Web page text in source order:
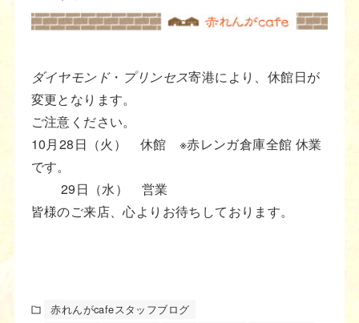
ダイヤモンド・ プリンセス寄港により、休館日が
変更となります。
ご注意ください。
10月28日（火） 休館 ※赤レンガ倉庫全館 休業
です。
29日（水） 営業
皆様のご来店、心よりお待ちしております。
赤れんがcafeスタッフブログ